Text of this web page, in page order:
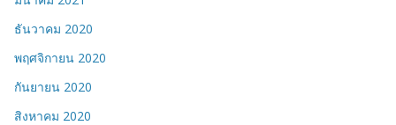
ธันวาคม 2020
พฤศจิกายน 2020
กันยายน 2020
สิงหาคม 2020